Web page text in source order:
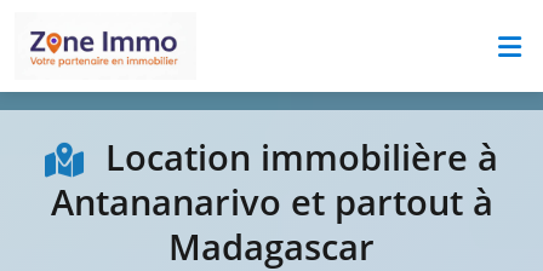
Location immobilière à
Antananarivo et partout à
Madagascar